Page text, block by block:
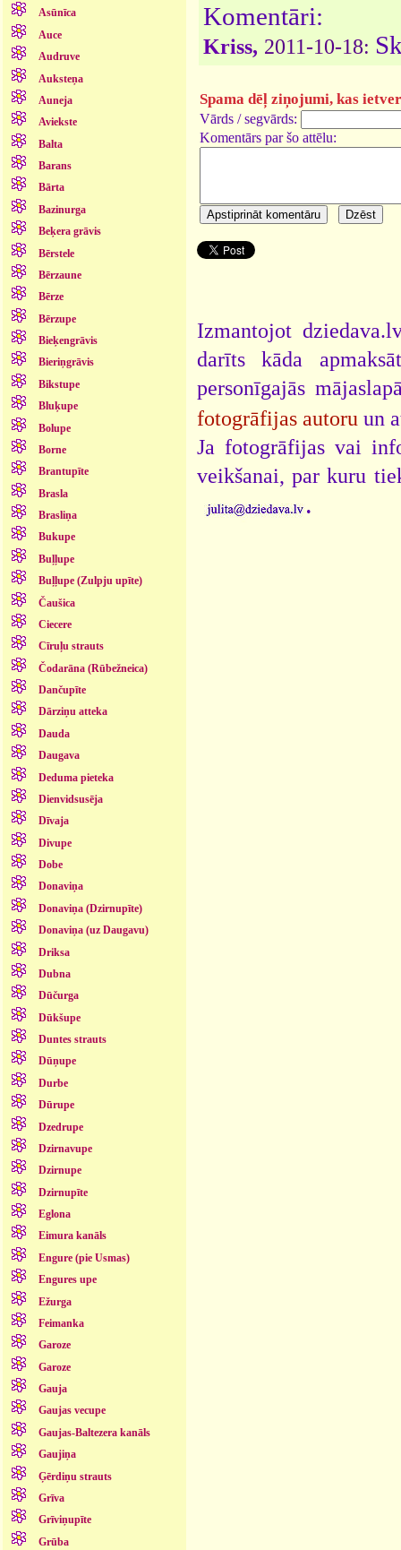
Asūnīca
Auce
Audruve
Auksteņa
Auneja
Aviekste
Balta
Barans
Bārta
Bazinurga
Beķera grāvis
Bērstele
Bērzaune
Bērze
Bērzupe
Bieķengrāvis
Bieriņgrāvis
Bikstupe
Bluķupe
Bolupe
Borne
Brantupīte
Brasla
Brasliņa
Bukupe
Buļļupe
Buļļupe (Zulpju upīte)
Čaušica
Ciecere
Cīruļu strauts
Čodarāna (Rūbežneica)
Dančupīte
Dārziņu atteka
Dauda
Daugava
Deduma pieteka
Dienvidsusēja
Dīvaja
Divupe
Dobe
Donaviņa
Donaviņa (Dzirnupīte)
Donaviņa (uz Daugavu)
Driksa
Dubna
Dūčurga
Dūkšupe
Duntes strauts
Dūņupe
Durbe
Dūrupe
Dzedrupe
Dzirnavupe
Dzirnupe
Dzirnupīte
Eglona
Eimura kanāls
Engure (pie Usmas)
Engures upe
Ežurga
Feimanka
Garoze
Garoze
Gauja
Gaujas vecupe
Gaujas-Baltezera kanāls
Gaujiņa
Ģērdiņu strauts
Grīva
Grīviņupīte
Grūba
Komentāri:
Kriss, 2011-10-18:
Spama dēļ ziņojumi, kas
Vārds / segvārds:
Komentārs par šo attēlu:
Izmantojot
darīts kāda
personīgajās
fotogrāfijas autoru un
Ja fotogrāfijas vai
veikšanai, par kuru
.